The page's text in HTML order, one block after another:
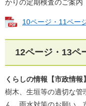
かりの定期検査のご案内
10ページ・11ペー
12ページ・13ペ
くらしの情報【市政情報】
樹木、生垣等の適切な